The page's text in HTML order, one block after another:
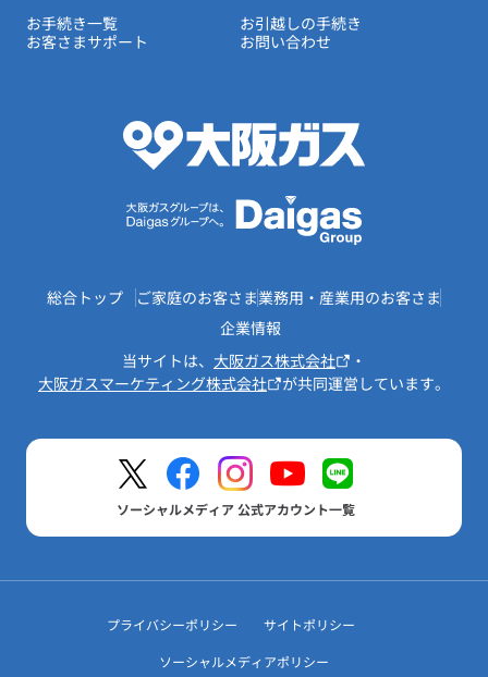
お手続き一覧
お引越しの手続き
お客さまサポート
お問い合わせ
総合トップ ご家庭のお客さま業務用・産業用のお客さま
企業情報
当サイトは、 大阪ガス株式会社
・
大阪ガスマーケティング株式会社
が共同運営しています。
ソーシャルメディア 公式アカウント一覧
プライバシーポリシー
サイトポリシー
ソーシャルメディアポリシー